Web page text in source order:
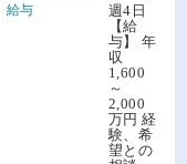
給与
週4日
【給
与】 年
収
1,600
～
2,000
万円 経
験、希
望との